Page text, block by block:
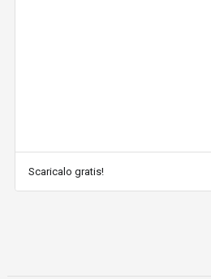
Scaricalo gratis!